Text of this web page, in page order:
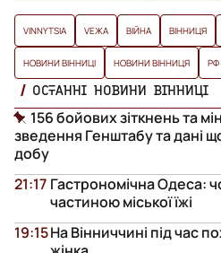
VINNYTSIA VЕЖА ВІЙНА ВІННИЦЯ
НОВИНИ ВІННИЦІ НОВИНИ ВІННИЦЯ РФ
ОСТАННІ НОВИНИ ВІННИЦІ
156 бойових зіткнень та
зведення Генштабу та дані
добу
Гастрономічна Одеса:
частиною міської їжі
21:17
На Вінниччині під час
19:15